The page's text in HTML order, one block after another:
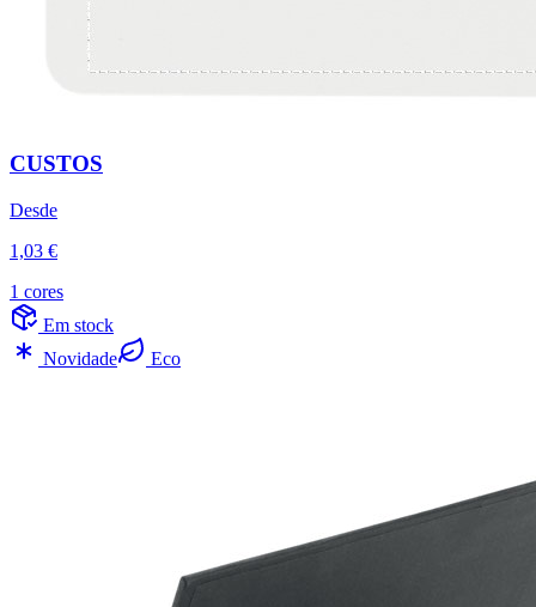
CUSTOS
Desde
1,03 €
1 cores
Em stock
Novidade
Eco